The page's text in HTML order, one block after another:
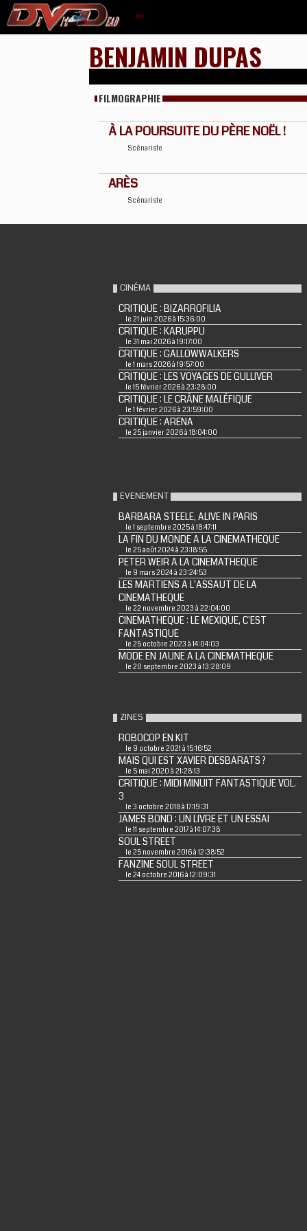
BENJAMIN DUPAS
FILMOGRAPHIE
À LA POURSUITE DU PÈRE NOËL !
Scénariste
ARÈS
Scénariste
CINÉMA
CRITIQUE : BIZARROFILIA
le 21 juin 2026 à 15:36:00
CRITIQUE : KARUPPU
le 31 mai 2026 à 19:17:00
CRITIQUE : GALLOWWALKERS
le 1 mars 2026 à 19:57:00
CRITIQUE : LES VOYAGES DE GULLIVER
le 15 février 2026 à 23:28:00
CRITIQUE : LE CRÂNE MALÉFIQUE
le 1 février 2026 à 23:59:00
CRITIQUE : ARENA
le 25 janvier 2026 à 18:04:00
EVENEMENT
BARBARA STEELE, ALIVE IN PARIS
le 1 septembre 2025 à 18:47:11
LA FIN DU MONDE A LA CINEMATHEQUE
le 25 août 2024 à 23:18:55
PETER WEIR A LA CINEMATHEQUE
le 9 mars 2024 à 23:24:53
LES MARTIENS A L'ASSAUT DE LA
CINEMATHEQUE
le 22 novembre 2023 à 22:04:00
CINEMATHEQUE : LE MEXIQUE, C'EST
FANTASTIQUE
le 25 octobre 2023 à 14:04:03
MODE EN JAUNE A LA CINEMATHEQUE
le 20 septembre 2023 à 13:28:09
ZINES
ROBOCOP EN KIT
le 9 octobre 2021 à 15:16:52
MAIS QUI EST XAVIER DESBARATS ?
le 5 mai 2020 à 21:28:13
CRITIQUE : MIDI MINUIT FANTASTIQUE VOL.
3
le 3 octobre 2018 à 17:19:31
JAMES BOND : UN LIVRE ET UN ESSAI
le 11 septembre 2017 à 14:07:38
SOUL STREET
le 25 novembre 2016 à 12:38:52
FANZINE SOUL STREET
le 24 octobre 2016 à 12:09:31